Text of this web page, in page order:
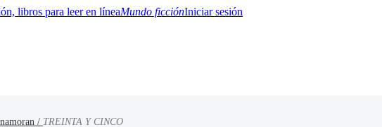
Mundo ficciónIniciar sesión
/ TREINTA Y CINCO